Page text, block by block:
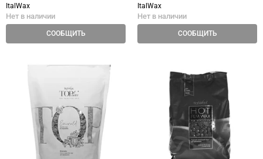
ItalWax
Нет в наличии
СООБЩИТЬ
ItalWax
Нет в наличии
СООБЩИТЬ